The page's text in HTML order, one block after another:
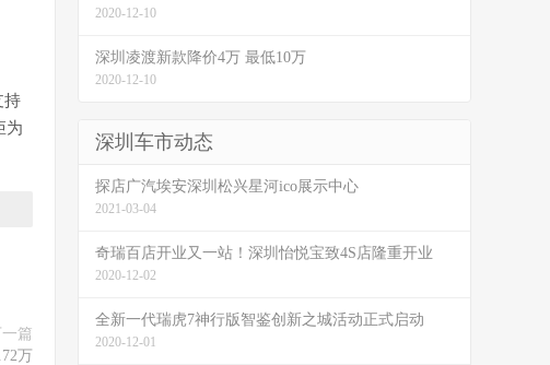
持
为
一篇
万
2020-12-10
深圳凌渡新款降价4万 最低10万
2020-12-10
深圳车市动态
探店广汽埃安深圳松兴星河ico展示中心
2021-03-04
奇瑞百店开业又一站！深圳怡悦宝致4S店隆重开业
2020-12-02
全新一代瑞虎7神行版智鉴创新之城活动正式启动
2020-12-01